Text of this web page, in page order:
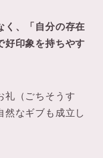
く、「自分の存在
好印象を持ちやす
礼（ごちそうす
然なギブも成立し